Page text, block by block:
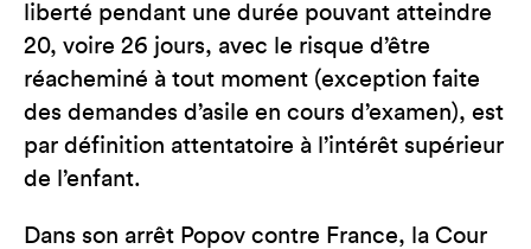
liberté pendant une durée pouvant atteindre
20, voire 26 jours, avec le risque d’être
réacheminé à tout moment (exception faite
des demandes d’asile en cours d’examen), est
par définition attentatoire à l’intérêt supérieur
de l’enfant.
Dans son arrêt Popov contre France, la Cour